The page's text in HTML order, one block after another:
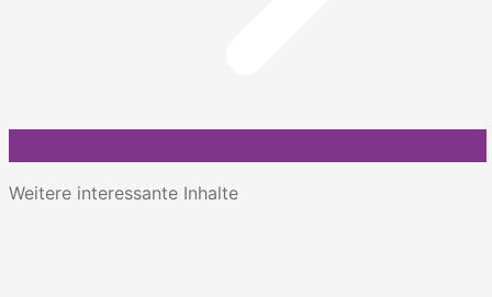
Weitere interessante Inhalte